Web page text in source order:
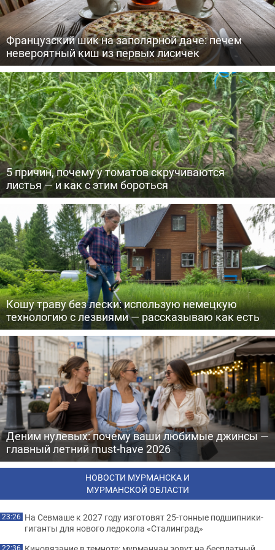
Французский шик на заполярной даче: печем
невероятный киш из первых лисичек
5 причин, почему у томатов скручиваются
листья — и как с этим бороться
Кошу траву без лески: использую немецкую
технологию с лезвиями — рассказываю как есть
Деним нулевых: почему ваши любимые джинсы —
главный летний must-have 2026
НОВОСТИ МУРМАНСКА И
МУРМАНСКОЙ ОБЛАСТИ
23:26 На Севмаше к 2027 году изготовят 25-тонные подшипники-
гиганты для нового ледокола «Сталинград»
22:36